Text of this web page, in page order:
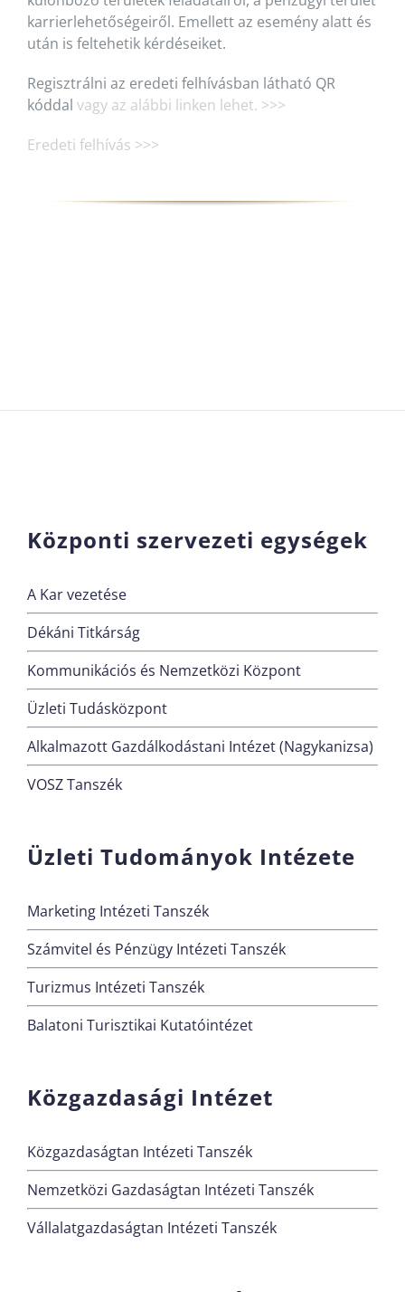
karrierlehetőségeiről. Emellett az esemény alatt és
után is feltehetik kérdéseiket.
Regisztrálni az eredeti felhívásban látható QR
kóddal vagy az alábbi linken lehet. >>>
Eredeti felhívás >>>
Központi szervezeti egységek
A Kar vezetése
Dékáni Titkárság
Kommunikációs és Nemzetközi Központ
Üzleti Tudásközpont
Alkalmazott Gazdálkodástani Intézet (Nagykanizsa)
VOSZ Tanszék
Üzleti Tudományok Intézete
Marketing Intézeti Tanszék
Számvitel és Pénzügy Intézeti Tanszék
Turizmus Intézeti Tanszék
Balatoni Turisztikai Kutatóintézet
Közgazdasági Intézet
Közgazdaságtan Intézeti Tanszék
Nemzetközi Gazdaságtan Intézeti Tanszék
Vállalatgazdaságtan Intézeti Tanszék